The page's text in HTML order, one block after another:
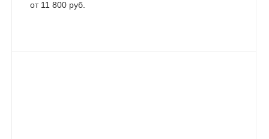
от 11 800 руб.